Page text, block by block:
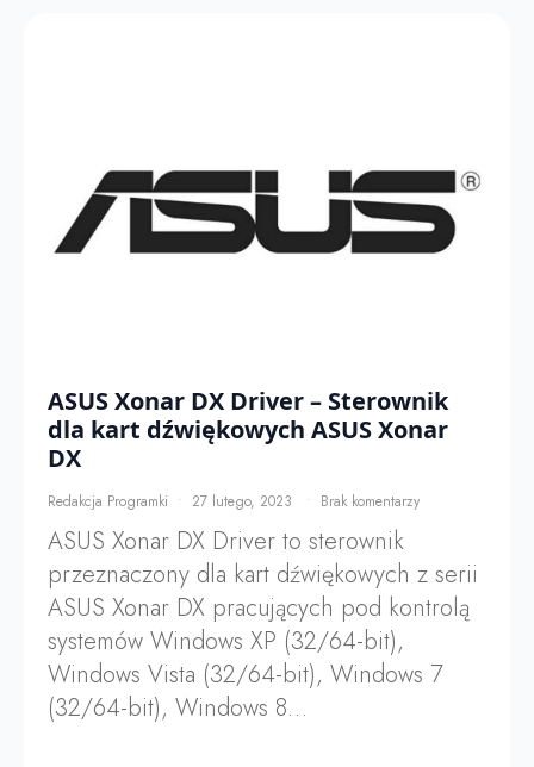
ASUS Xonar DX Driver – Sterownik
dla kart dźwiękowych ASUS Xonar
DX
Redakcja Programki 27 lutego, 2023 Brak komentarzy
ASUS Xonar DX Driver to sterownik
przeznaczony dla kart dźwiękowych z serii
ASUS Xonar DX pracujących pod kontrolą
systemów Windows XP (32/64-bit),
Windows Vista (32/64-bit), Windows 7
(32/64-bit), Windows 8…